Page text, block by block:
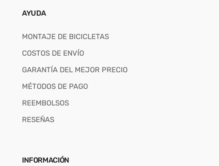
AYUDA
MONTAJE DE BICICLETAS
COSTOS DE ENVÍO
GARANTÍA DEL MEJOR PRECIO
MÉTODOS DE PAGO
REEMBOLSOS
RESEÑAS
INFORMACIÓN